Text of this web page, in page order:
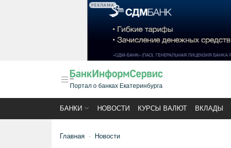
РЕКЛАМА
Портал о банках Екатеринбурга
БАНКИ НОВОСТИ КУРСЫ ВАЛЮТ ВКЛАДЫ
Главная Новости